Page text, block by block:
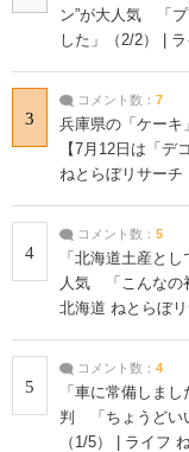
ン”が大人気 「プ
した」（2/2） |
3
コメント数： 7
兵庫県の「ケー
【7月12日は「デ
ねとらぼリサーチ
4
コメント数： 5
「北海道土産と
人気 「こんなの
北海道 ねとらぼ
5
コメント数： 4
「車に常備しま
判 「ちょうどい
（1/5） | ライフ